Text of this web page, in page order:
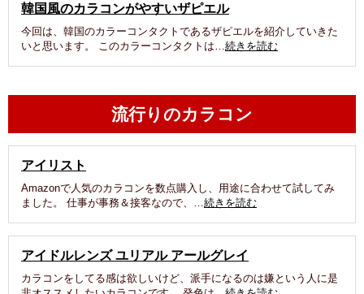
韓国風のカラコンがやすいザピエル
今回は、韓国のカラーコンタクトであるザピエルを紹介していきた
いと思います。 このカラーコンタクトは…続きを読む
流行りのカラコン
アイリスト
Amazonで人気のカラコンを数点購入し、用途に合わせて試してみ
ました。 仕事が事務＆接客なので、…続きを読む
アイドルレンズ ユリアル アールグレイ
カラコンをしてる感は欲しいけど、派手になるのは嫌という人に是